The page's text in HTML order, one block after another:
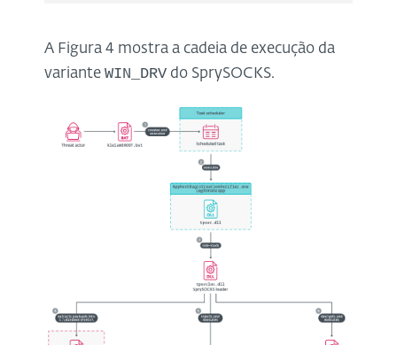
A Figura 4 mostra a cadeia de execução da
variante WIN_DRV do SprySOCKS.